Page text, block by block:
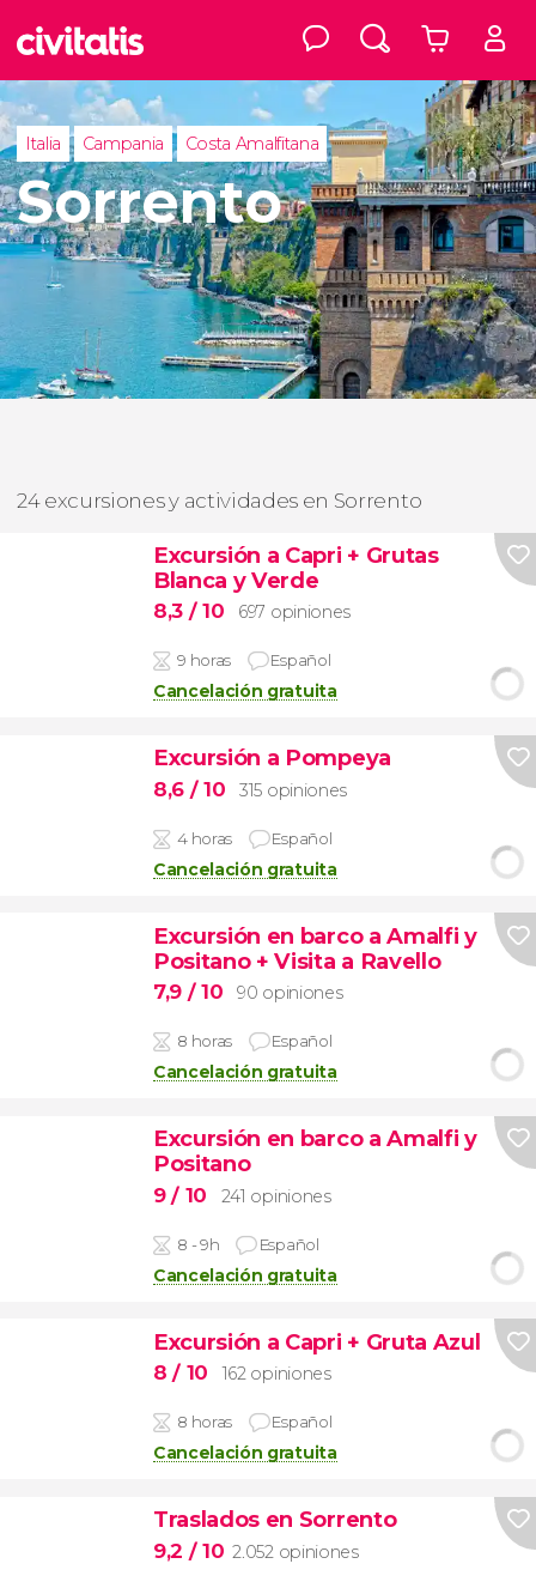
Italia Campania Costa Amalfitana
Sorrento
24 excursiones y actividades en Sorrento
Excursión a Capri + Grutas
Blanca y Verde
8,3 / 10 697 opiniones
9 horas Español
Cancelación gratuita
Excursión a Pompeya
8,6 / 10 315 opiniones
4 horas Español
Cancelación gratuita
Excursión en barco a Amalfi y
Positano + Visita a Ravello
7,9 / 10 90 opiniones
8 horas Español
Cancelación gratuita
Excursión en barco a Amalfi y
Positano
9/ 10 241 opiniones
8 - 9h Español
Cancelación gratuita
Excursión a Capri + Gruta Azul
8/ 10 162 opiniones
8 horas Español
Cancelación gratuita
Traslados en Sorrento
9,2 / 10 2.052 opiniones